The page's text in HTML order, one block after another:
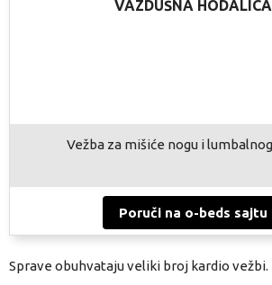
VAZDUŠNA HODALICA
Vežba za mišiće nogu i
Poruči na o-beds sajtu
Sprave obuhvataju veliki broj kardio vežbi.